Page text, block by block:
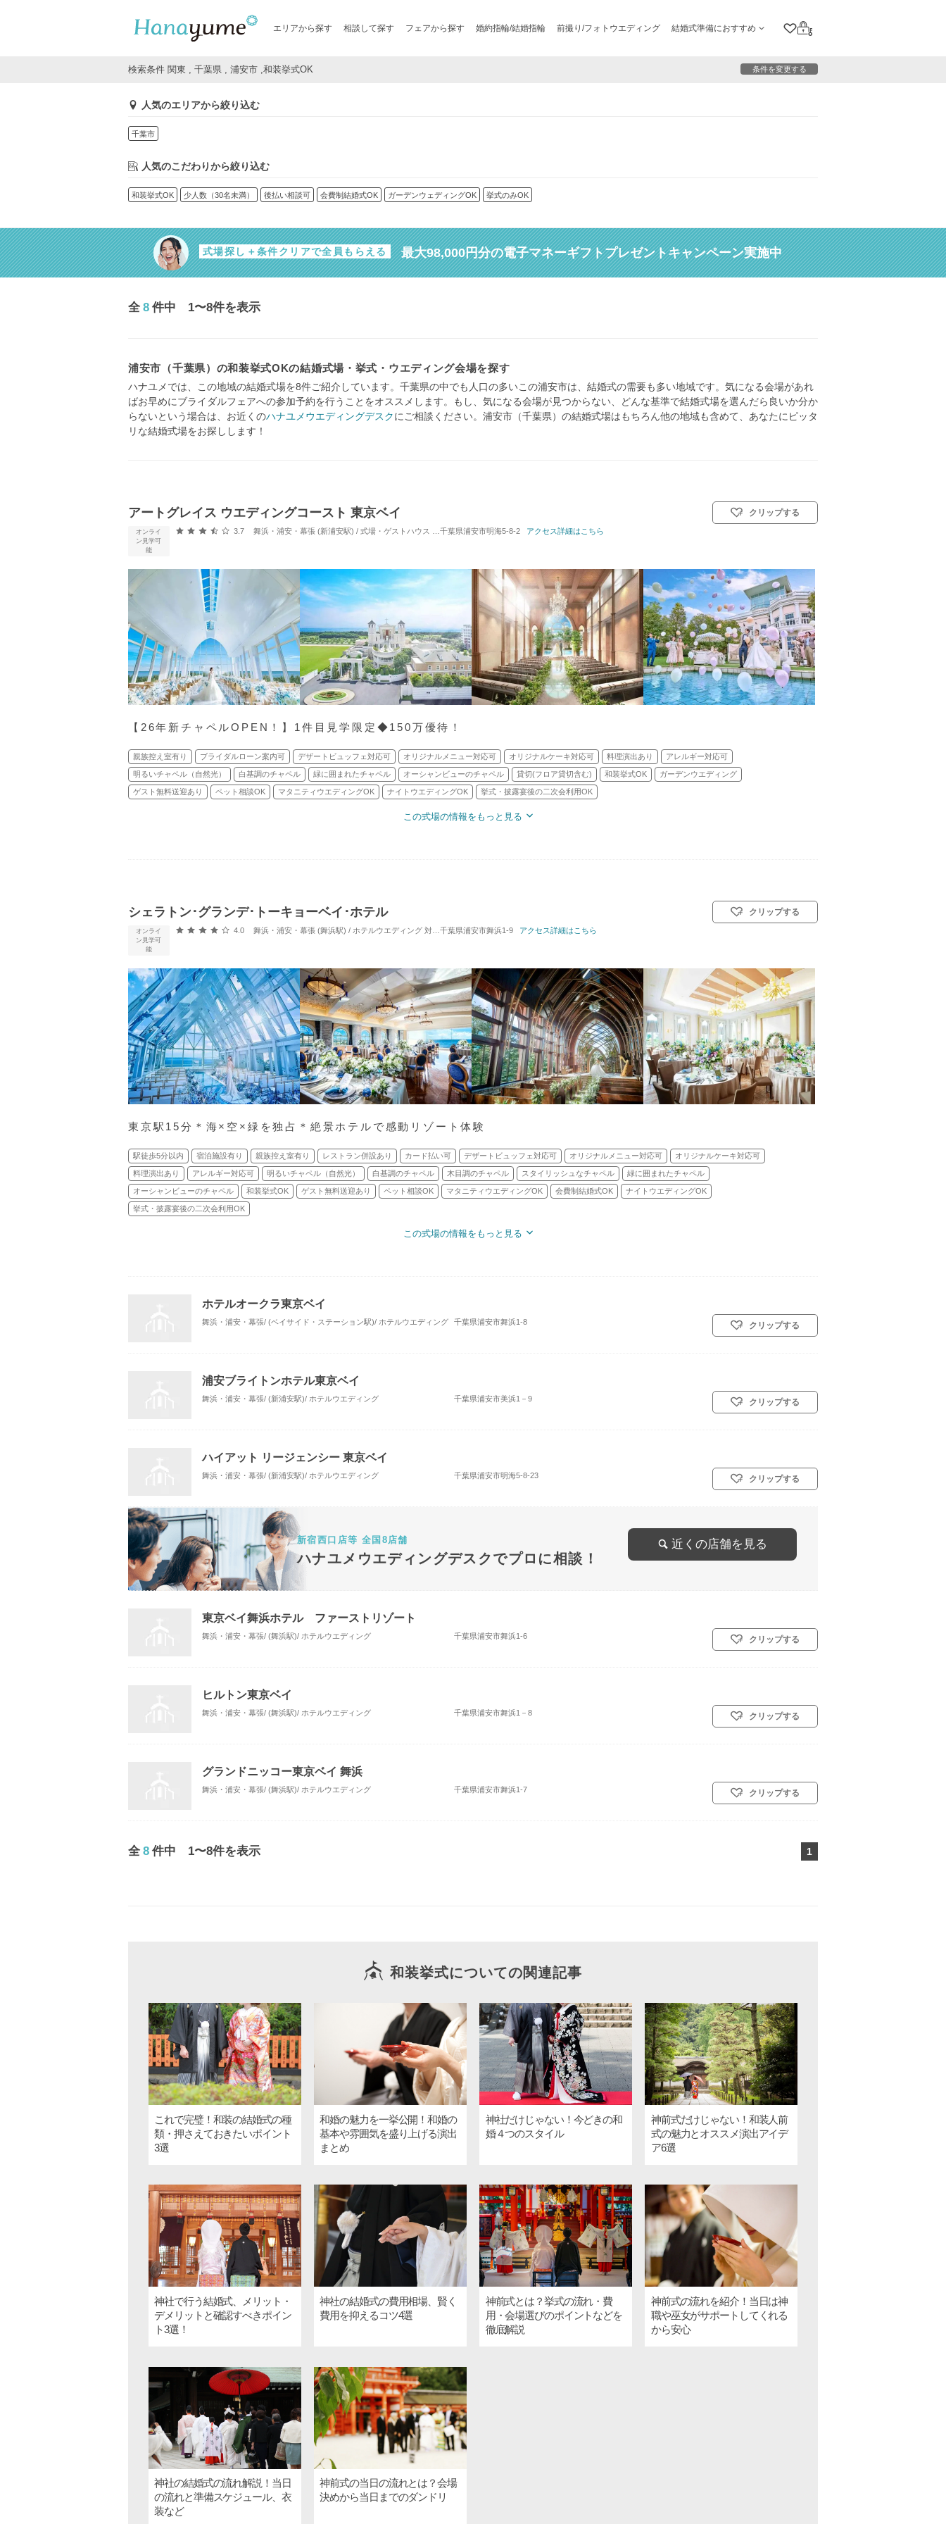
エリアから探す 相談して探す フェアから探す 婚約指輪/結婚指輪 前撮り/フォトウエディング 結婚式準備におすすめ
クリップリスト
ログイン
検索条件 関東 , 千葉県 , 浦安市 ,和装挙式OK 条件を変更する
人気のエリアから絞り込む
千葉市
人気のこだわりから絞り込む
和装挙式OK 少人数（30名未満） 後払い相談可 会費制結婚式OK ガーデンウェディングOK 挙式のみOK
式場探し＋条件クリアで全員もらえる 最大98,000円分の電子マネーギフトプレゼントキャンペーン実施中
全 8 件中 1〜8件を表示
浦安市（千葉県）の和装挙式OKの結婚式場・挙式・ウエディング会場を探す
ハナユメでは、この地域の結婚式場を8件ご紹介しています。千葉県の中でも人口の多いこの浦安市は、結婚式の需要も多い地域です。気になる会場があれ
ばお早めにブライダルフェアへの参加予約を行うことをオススメします。もし、気になる会場が見つからない、どんな基準で結婚式場を選んだら良いか分か
らないという場合は、お近くのハナユメウエディングデスクにご相談ください。浦安市（千葉県）の結婚式場はもちろん他の地域も含めて、あなたにピッタ
リな結婚式場をお探しします！
アートグレイス ウエディングコースト 東京ベイ
オンライ
ン見学可
能
口コミ評価
3.7 舞浜・浦安・幕張 (新浦安駅) / 式場・ゲストハウス 対応人数: 着席：2名 ～ 170名 挙式スタイル: 教会式(キリスト教式)／人前式／和装人前式
千葉県浦安市明海5-8-2 アクセス詳細はこちら
クリップする
【26年新チャペルOPEN！】1件目見学限定◆150万優待！
親族控え室有り ブライダルローン案内可 デザートビュッフェ対応可 オリジナルメニュー対応可 オリジナルケーキ対応可 料理演出あり アレルギー対応可
明るいチャペル（自然光） 白基調のチャペル 緑に囲まれたチャペル オーシャンビューのチャペル 貸切(フロア貸切含む) 和装挙式OK ガーデンウエディング
ゲスト無料送迎あり ペット相談OK マタニティウエディングOK ナイトウエディングOK 挙式・披露宴後の二次会利用OK
この式場の情報をもっと見る
シェラトン･グランデ･トーキョーベイ･ホテル
オンライ
ン見学可
能
口コミ評価
4.0 舞浜・浦安・幕張 (舞浜駅) / ホテルウエディング 対応人数: 着席：6名 ～ 720名 挙式スタイル: 教会式(キリスト教式)／人前式／和装人前式
千葉県浦安市舞浜1-9 アクセス詳細はこちら
クリップする
東京駅15分＊海×空×緑を独占＊絶景ホテルで感動リゾート体験
駅徒歩5分以内 宿泊施設有り 親族控え室有り レストラン併設あり カード払い可 デザートビュッフェ対応可 オリジナルメニュー対応可 オリジナルケーキ対応可
料理演出あり アレルギー対応可 明るいチャペル（自然光） 白基調のチャペル 木目調のチャペル スタイリッシュなチャペル 緑に囲まれたチャペル
オーシャンビューのチャペル 和装挙式OK ゲスト無料送迎あり ペット相談OK マタニティウエディングOK 会費制結婚式OK ナイトウエディングOK
挙式・披露宴後の二次会利用OK
この式場の情報をもっと見る
ホテルオークラ東京ベイ
舞浜・浦安・幕張/ (ベイサイド・ステーション駅)/ ホテルウエディング 千葉県浦安市舞浜1-8 クリップする
浦安ブライトンホテル東京ベイ
舞浜・浦安・幕張/ (新浦安駅)/ ホテルウエディング 千葉県浦安市美浜1－9 クリップする
ハイアット リージェンシー 東京ベイ
舞浜・浦安・幕張/ (新浦安駅)/ ホテルウエディング 千葉県浦安市明海5-8-23 クリップする
新宿西口店等 全国8店舗
ハナユメウエディングデスクでプロに相談！
近くの店舗を見る
東京ベイ舞浜ホテル ファーストリゾート
舞浜・浦安・幕張/ (舞浜駅)/ ホテルウエディング 千葉県浦安市舞浜1-6 クリップする
ヒルトン東京ベイ
舞浜・浦安・幕張/ (舞浜駅)/ ホテルウエディング 千葉県浦安市舞浜1－8 クリップする
グランドニッコー東京ベイ 舞浜
舞浜・浦安・幕張/ (舞浜駅)/ ホテルウエディング 千葉県浦安市舞浜1-7 クリップする
全 8 件中 1〜8件を表示
1
和装挙式についての関連記事
これで完璧！和装の結婚式の種
類・押さえておきたいポイント
3選
和婚の魅力を一挙公開！和婚の
基本や雰囲気を盛り上げる演出
まとめ
神社だけじゃない！今どきの和
婚４つのスタイル
神前式だけじゃない！和装人前
式の魅力とオススメ演出アイデ
ア6選
神社で行う結婚式、メリット・
デメリットと確認すべきポイン
ト3選！
神社の結婚式の費用相場、賢く
費用を抑えるコツ4選
神前式とは？挙式の流れ・費
用・会場選びのポイントなどを
徹底解説
神前式の流れを紹介！当日は神
職や巫女がサポートしてくれる
から安心
神社の結婚式の流れ解説！当日
の流れと準備スケジュール、衣
装など
神前式の当日の流れとは？会場
決めから当日までのダンドリ